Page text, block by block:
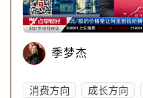
季梦杰
消费方向 成长方向